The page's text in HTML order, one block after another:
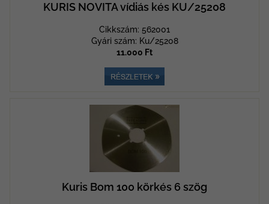
KURIS NOVITA vídiás kés KU/25208
Cikkszám: 562001
Gyári szám: Ku/25208
11.000 Ft
Kuris Bom 100 körkés 6 szög